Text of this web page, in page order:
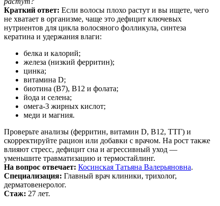
Краткий ответ: Если волосы плохо растут и вы ищете, чего
не хватает в организме, чаще это дефицит ключевых
нутриентов для цикла волосяного фолликула, синтеза
кератина и удержания влаги:
белка и калорий;
железа (низкий ферритин);
цинка;
витамина D;
биотина (B7), B12 и фолата;
йода и селена;
омега‑3 жирных кислот;
меди и магния.
Проверьте анализы (ферритин, витамин D, B12, ТТГ) и
скорректируйте рацион или добавки с врачом. На рост также
влияют стресс, дефицит сна и агрессивный уход —
уменьшите травматизацию и термостайлинг.
На вопрос отвечает: Косинская Татьяна Валерьяновна.
Специализация: Главный врач клиники, трихолог,
дерматовенеролог.
Стаж: 27 лет.